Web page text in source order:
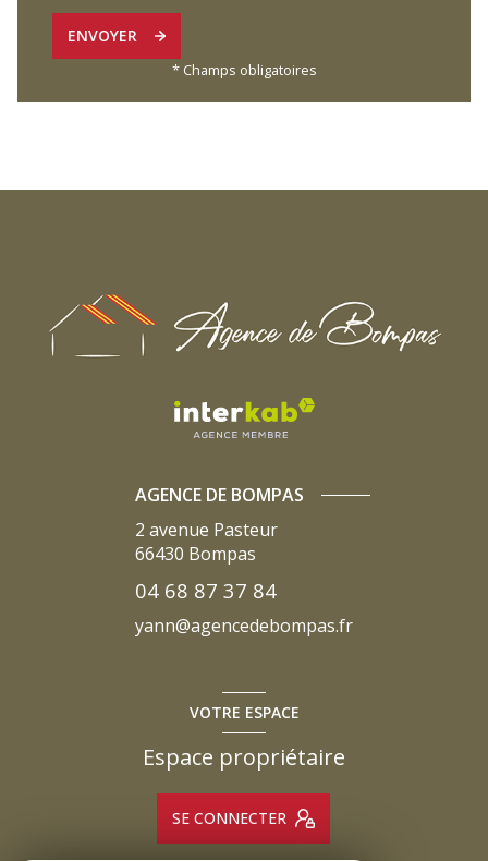
ENVOYER
* Champs obligatoires
AGENCE DE BOMPAS
2 avenue Pasteur
66430 Bompas
04 68 87 37 84
yann@agencedebompas.fr
VOTRE ESPACE
Espace propriétaire
SE CONNECTER